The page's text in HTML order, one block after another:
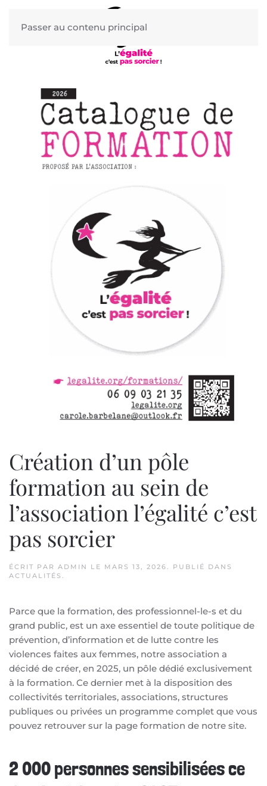
Passer au contenu principal
Création d’un pôle
formation au sein de
l’association l’égalité c’est
pas sorcier
ÉCRIT PAR ADMIN LE MARS 13, 2026
. PUBLIÉ DANS
ACTUALITÉS
Parce que la formation, des professionnel-le-s et du
grand public, est un axe essentiel de toute politique de
prévention, d’information et de lutte contre les
violences faites aux femmes, notre association a
décidé de créer, en 2025, un pôle dédié exclusivement
à la formation. Ce dernier met à la disposition des
collectivités territoriales, associations, structures
publiques ou privées un programme complet que vous
pouvez retrouver sur la page formation de notre site.
2 000 personnes sensibilisées ce